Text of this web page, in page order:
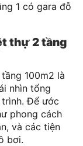
1 có gara đỗ
thự 2 tầng
100m2 là
nhìn tổng
Để ước
phong cách
và các tiện
bơi.